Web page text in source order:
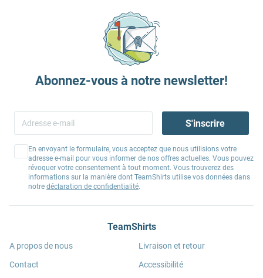
Abonnez-vous à notre newsletter!
S'inscrire
En envoyant le formulaire, vous acceptez que nous utilisions votre
adresse e-mail pour vous informer de nos offres actuelles. Vous pouvez
révoquer votre consentement à tout moment. Vous trouverez des
informations sur la manière dont TeamShirts utilise vos données dans
notre déclaration de confidentialité.
TeamShirts
A propos de nous
Contact
Livraison et retour
Accessibilité